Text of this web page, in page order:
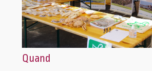
Quand